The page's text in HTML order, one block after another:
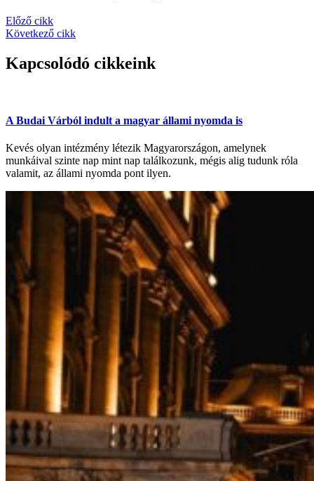
Előző cikk
Következő cikk
Kapcsolódó cikkeink
A Budai Várból indult a magyar állami nyomda is
Kevés olyan intézmény létezik Magyarországon, amelynek
munkáival szinte nap mint nap találkozunk, mégis alig tudunk róla
valamit, az állami nyomda pont ilyen.